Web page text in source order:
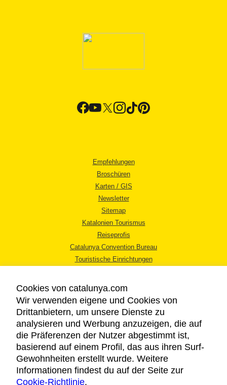
Empfehlungen
Broschüren
Karten / GIS
Newsletter
Sitemap
Katalonien Tourismus
Reiseprofis
Catalunya Convention Bureau
Touristische Einrichtungen
RECHTLICHER HINWEIS
DATENSCHUTZICHTLINIE
COOKIES
BARRIEREFREIHEIT
Cookies von catalunya.com
Wir verwenden eigene und Cookies von
Drittanbietern, um unsere Dienste zu
analysieren und Werbung anzuzeigen, die auf
die Präferenzen der Nutzer abgestimmt ist,
basierend auf einem Profil, das aus ihren Surf-
Gewohnheiten erstellt wurde. Weitere
Informationen findest du auf der Seite zur
Cookie-Richtlinie.